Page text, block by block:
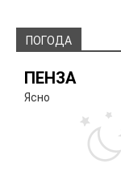
ПОГОДА
ПЕНЗА
Ясно